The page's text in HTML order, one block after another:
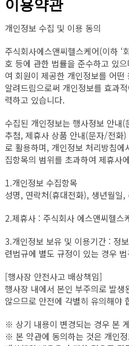
이용약관
개인정보 수집 및 이용 동의
주식회사에스앤씨헬스케어(이하 ‘
호 등에 관한 법률을 준수하고 있
여 회원이 제공한 개인정보를 어
알려드림으로써 개인정보를 효과
력하고 있습니다.
수집된 개인정보는 행사정보 안내
추첨, 제휴사 상품 안내(문자/전화
로 활용하며, 개인정보 처리방침
집항목의 범위를 초과하여 제휴사
1.개인정보 수집항목
성명, 연락처(휴대전화), 생년월일,
2.제휴사 : 주식회사 에스앤씨헬스
3.개인정보 보유 및 이용기간 : 정
련법규에 별도 규정이 있는 경우
[행사장 안전사고 배상책임]
행사장 내에서 본인 부주의로 발생
않으므로 안전에 각별히 유의해야
※ 상기 내용이 변경되는 경우 본
※ 본 약관에 동의하는 것은 개인